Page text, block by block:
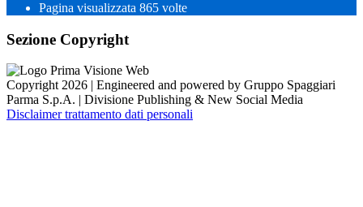
Pagina visualizzata 865 volte
Sezione Copyright
Copyright 2026 | Engineered and powered by Gruppo Spaggiari
Parma S.p.A. | Divisione Publishing & New Social Media
Disclaimer trattamento dati personali